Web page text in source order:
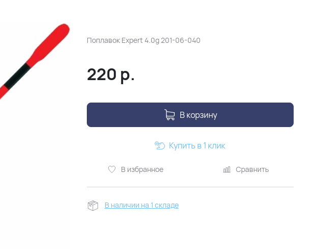
Поплавок Expert 4.0g 201-06-040
220 р.
В корзину
В избранное Сравнить
Купить в 1 клик
В наличии на 1 складе